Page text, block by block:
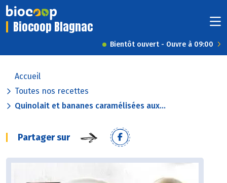
Biocoop Blagnac
Bientôt ouvert - Ouvre à 09:00
Accueil
Toutes nos recettes
Quinolait et bananes caramélisées aux...
Partager sur